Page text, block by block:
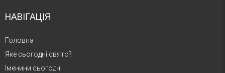
НАВІГАЦІЯ
Головна
Яке сьогодні свято?
Іменини сьогодні